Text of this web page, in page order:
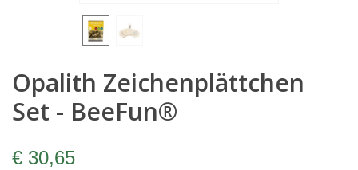
Opalith Zeichenplättchen
Set - BeeFun®
€ 30,65